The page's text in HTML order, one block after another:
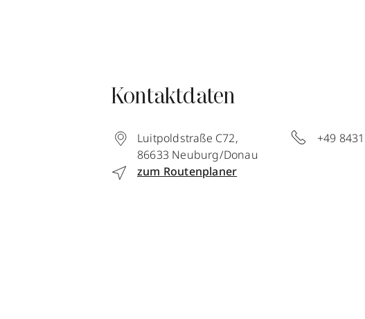
Kontaktdaten
Luitpoldstraße C72,
86633 Neuburg/Donau
zum Routenplaner
+49